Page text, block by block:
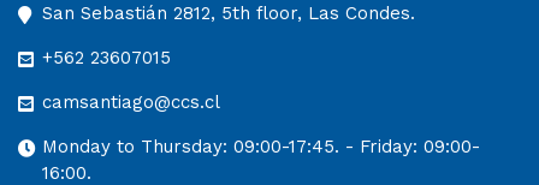
San Sebastián 2812, 5th floor, Las Condes.
+562 23607015
camsantiago@ccs.cl
Monday to Thursday: 09:00-17:45. - Friday: 09:00-
16:00.